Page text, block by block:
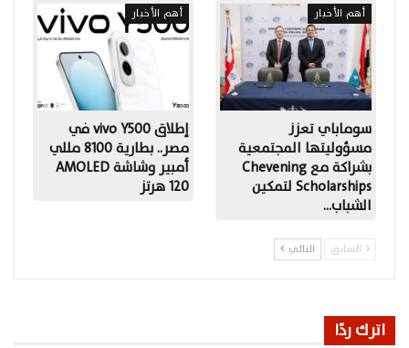
أهم الأخبار
سوماباي تعزز
مسؤوليتها المجتمعية
بشراكة مع Chevening
Scholarships لتمكين
الشباب…
أهم الأخبار
إطلاق vivo Y500 في
مصر.. بطارية 8100 مللي
أمبير وشاشة AMOLED
120 هرتز
السابق التالي
اترك ردًا